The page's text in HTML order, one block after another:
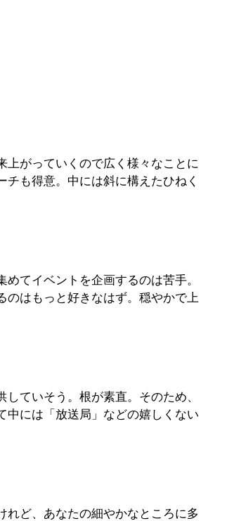
上がっていくので広く様々なことに
も得意。中には斜に構えたひねく
てイベントを企画するのは苦手。
のはもっと好きなはず。穏やかで上
ていそう。根が素直。そのため、
中には「放送局」などの嬉しくない
れど、あなたの細やかなところに多